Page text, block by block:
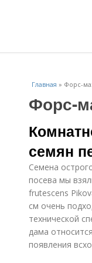
Главная » Форс-
Форс-
семян
Семена
посева мы
frutescens
см очень
технической
дама
появления